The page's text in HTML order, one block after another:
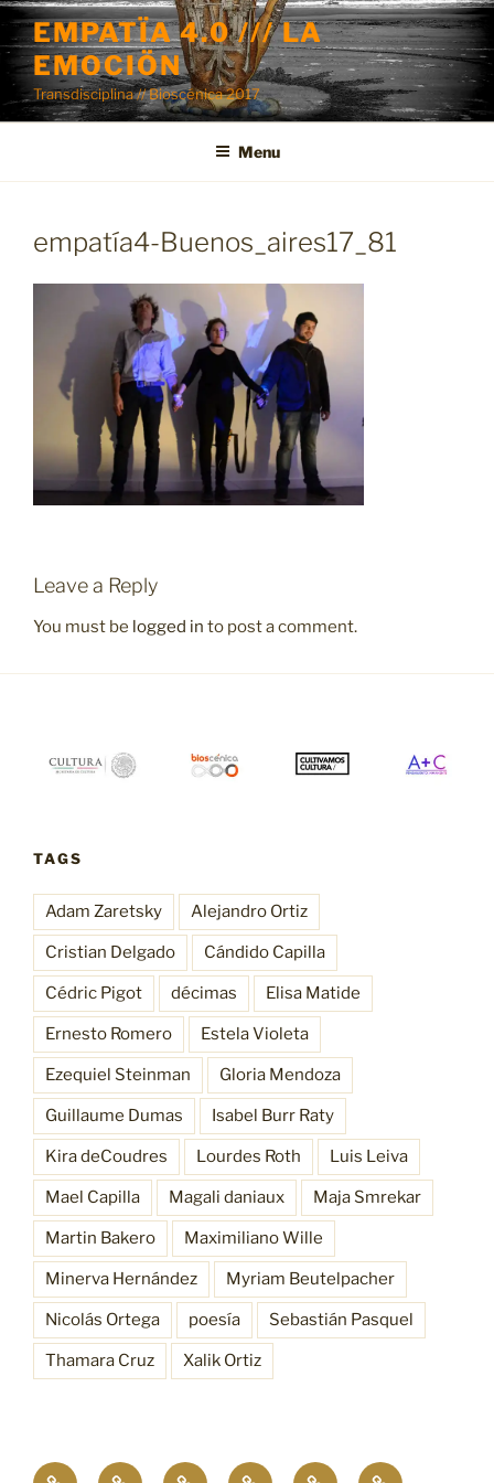
Skip
to
content
EMPATÏA 4.0 /// LA
EMOCIÖN
Transdisciplina // Bioscénica 2017
Menu
empatía4-Buenos_aires17_81
Leave a Reply
You must be logged in to post a comment.
TAGS
Adam Zaretsky Alejandro Ortiz
Cristian Delgado Cándido Capilla
Cédric Pigot décimas Elisa Matide
Ernesto Romero Estela Violeta
Ezequiel Steinman Gloria Mendoza
Guillaume Dumas Isabel Burr Raty
Kira deCoudres Lourdes Roth Luis Leiva
Mael Capilla Magali daniaux Maja Smrekar
Martin Bakero Maximiliano Wille
Minerva Hernández Myriam Beutelpacher
Nicolás Ortega poesía Sebastián Pasquel
Thamara Cruz Xalik Ortiz
Empatía¿QuiénesAntecedentesProcesosFuncionesResonancia